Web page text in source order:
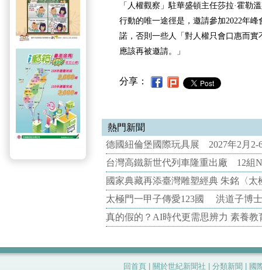
「人權觀察」駐華盛頓主任莎拉·霍勒
行動的唯一途徑是，邀請參加2022年
諾，否則一些人「對人權只會口惠而
應該再被邀請。」
分享：
熱門新聞
德國紐倫堡國際玩具展 2027年2月2-
台灣高鐵新世代列車隆重出廠 12組
國家典藏再添臺灣雕塑經典 朱銘〈
太極門一甲子傳愛123國 洪道子博
真的假的？AI時代更需思辨力 素養
回首頁 關於世紀新聞社 分類新聞 國